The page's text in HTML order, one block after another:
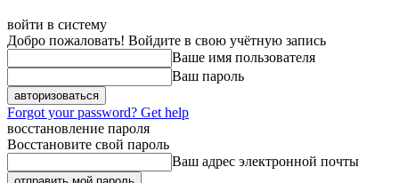
войти в систему
Добро пожаловать! Войдите в свою учётную запись
Ваше имя пользователя
Ваш пароль
Forgot your password? Get help
восстановление пароля
Восстановите свой пароль
Ваш адрес электронной почты